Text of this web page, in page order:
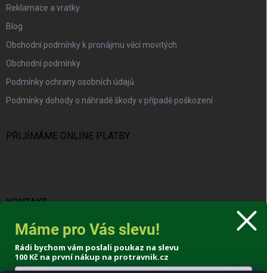
Reklamace a vratky
Blog
Obchodní podmínky k pronájmu věcí movitých
Obchodní podmínky
Podmínky ochrany osobních údajů
Podmínky dohody o náhradě škody v případě poškození
PŘIJÍMÁME ONLINE PLATBY
KONTAKT
info@protravnik.cz
+420 724 308 341
Máme pro Vás slevu!
Rádi bychom vám poslali poukaz na slevu
100 Kč na první nákup na protravnik.cz